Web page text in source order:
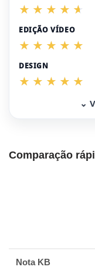
EDIÇÃO VÍDEO
DESIGN
⌄
Comparação
Nota KB